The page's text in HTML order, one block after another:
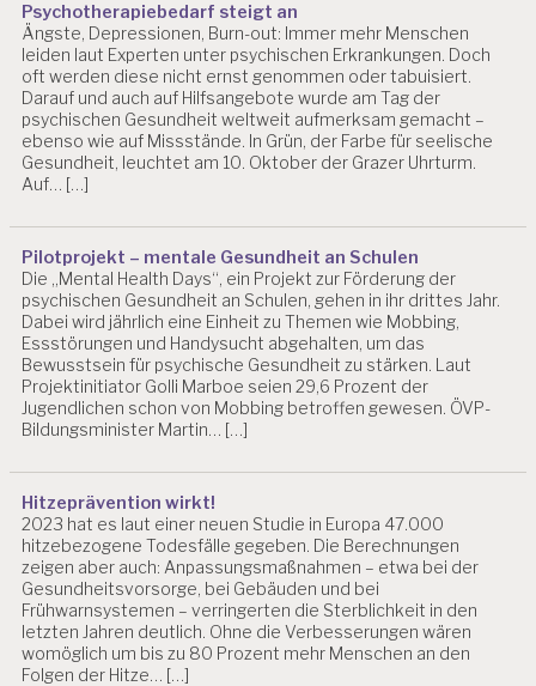
Psychotherapiebedarf steigt an
Ängste, Depressionen, Burn-out: Immer mehr Menschen
leiden laut Experten unter psychischen Erkrankungen. Doch
oft werden diese nicht ernst genommen oder tabuisiert.
Darauf und auch auf Hilfsangebote wurde am Tag der
psychischen Gesundheit weltweit aufmerksam gemacht –
ebenso wie auf Missstände. In Grün, der Farbe für seelische
Gesundheit, leuchtet am 10. Oktober der Grazer Uhrturm.
Auf… […]
Pilotprojekt – mentale Gesundheit an Schulen
Die „Mental Health Days“, ein Projekt zur Förderung der
psychischen Gesundheit an Schulen, gehen in ihr drittes Jahr.
Dabei wird jährlich eine Einheit zu Themen wie Mobbing,
Essstörungen und Handysucht abgehalten, um das
Bewusstsein für psychische Gesundheit zu stärken. Laut
Projektinitiator Golli Marboe seien 29,6 Prozent der
Jugendlichen schon von Mobbing betroffen gewesen. ÖVP-
Bildungsminister Martin… […]
Hitzeprävention wirkt!
2023 hat es laut einer neuen Studie in Europa 47.000
hitzebezogene Todesfälle gegeben. Die Berechnungen
zeigen aber auch: Anpassungsmaßnahmen – etwa bei der
Gesundheitsvorsorge, bei Gebäuden und bei
Frühwarnsystemen – verringerten die Sterblichkeit in den
letzten Jahren deutlich. Ohne die Verbesserungen wären
womöglich um bis zu 80 Prozent mehr Menschen an den
Folgen der Hitze… […]